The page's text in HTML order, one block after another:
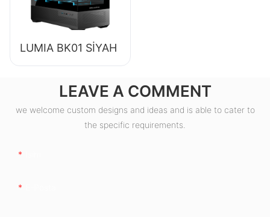
LUMIA BK01 SİYAH
LEAVE A COMMENT
we welcome custom designs and ideas and is able to cater to
the specific requirements.